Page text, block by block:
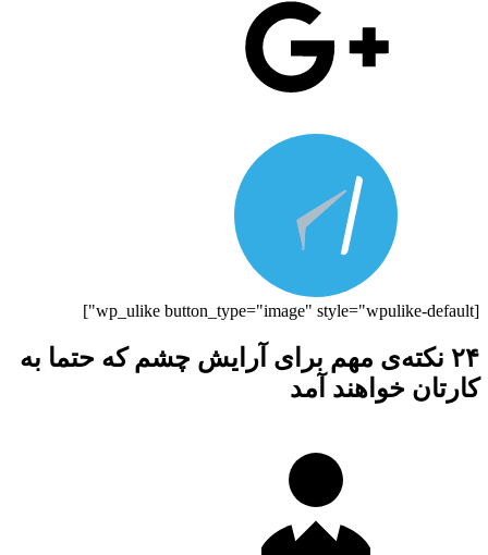
[wp_ulike button_type="image" style="wpulike-default"]
۲۴ نکته‌ی مهم برای آرایش چشم که حتما به
کارتان خواهند آمد